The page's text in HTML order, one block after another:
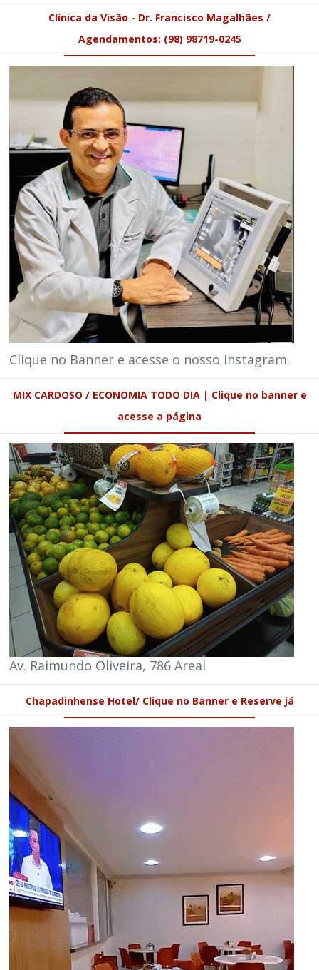
Clínica da Visão - Dr. Francisco Magalhães /
Agendamentos: (98) 98719-0245
Clique no Banner e acesse o nosso Instagram.
MIX CARDOSO / ECONOMIA TODO DIA | Clique no banner e
acesse a página
Av. Raimundo Oliveira, 786 Areal
Chapadinhense Hotel/ Clique no Banner e Reserve já